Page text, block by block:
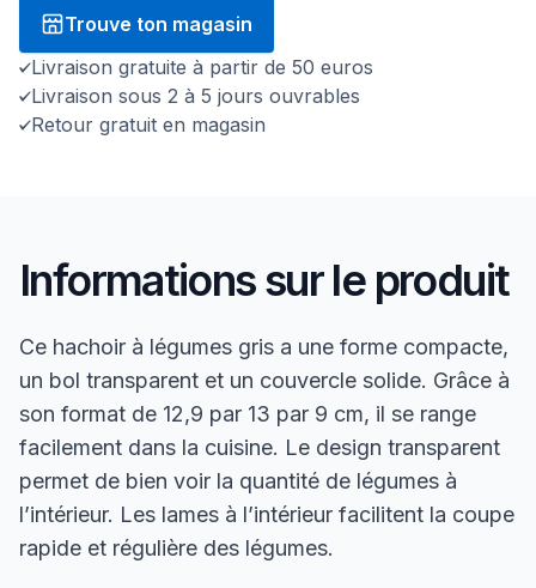
Trouve ton magasin
Livraison gratuite à partir de 50 euros
Livraison sous 2 à 5 jours ouvrables
Retour gratuit en magasin
Informations sur le produit
Ce hachoir à légumes gris a une forme compacte,
un bol transparent et un couvercle solide. Grâce à
son format de 12,9 par 13 par 9 cm, il se range
facilement dans la cuisine. Le design transparent
permet de bien voir la quantité de légumes à
l’intérieur. Les lames à l’intérieur facilitent la coupe
rapide et régulière des légumes.